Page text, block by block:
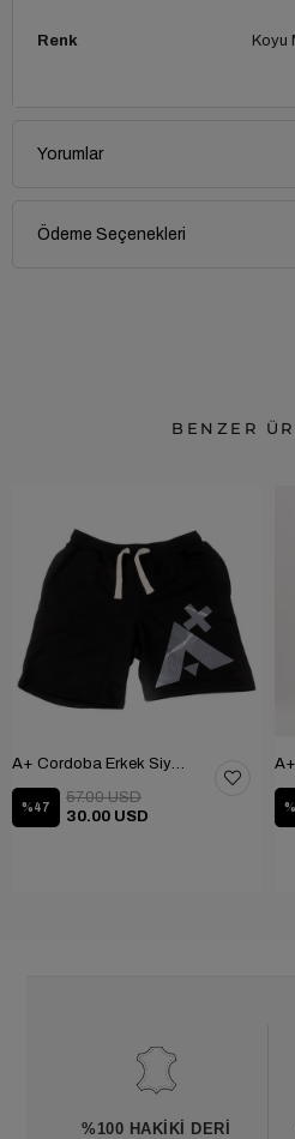
Renk Koyu
Yorumlar
Ödeme Seçenekleri
BENZER
A+ Cordoba Erkek Siyah Renk Şort 312-CORDOBA
%47
30.00 USD
57.00 USD
%100 HAKIKI DERI